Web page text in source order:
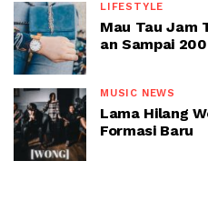
LIFESTYLE
Mau Tau Jam
an Sampai
MUSIC NEWS
Lama Hilang
Formasi Baru